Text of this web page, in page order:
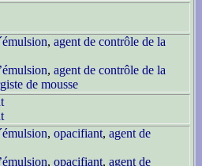
, agent de contrôle de la
, agent de contrôle de la
de mousse
, opacifiant, agent de
, opacifiant, agent de